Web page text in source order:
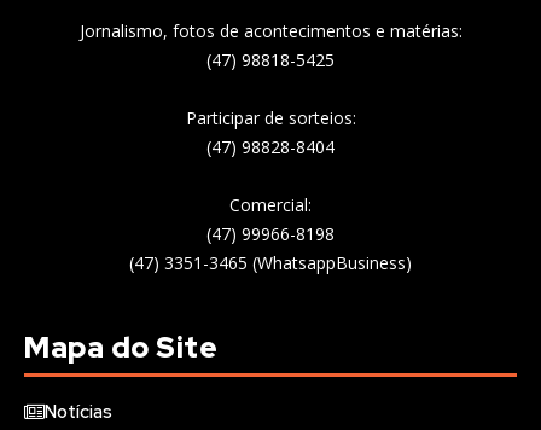
Jornalismo, fotos de acontecimentos e matérias:
(47) 98818-5425
Participar de sorteios:
(47) 98828-8404
Comercial:
(47) 99966-8198
(47) 3351-3465 (WhatsappBusiness)
Mapa do Site
Notícias